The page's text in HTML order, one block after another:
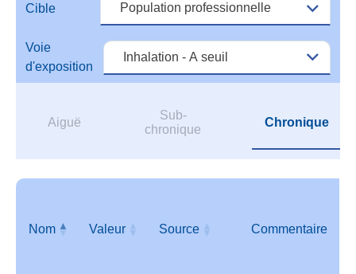
Cible
Voie
d'exposition
Aiguë
Sub-
chronique
Chronique
Nom Valeur Source Commentaire